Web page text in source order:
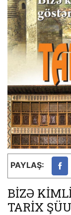
PAYLAŞ:
BİZƏ
TARİX